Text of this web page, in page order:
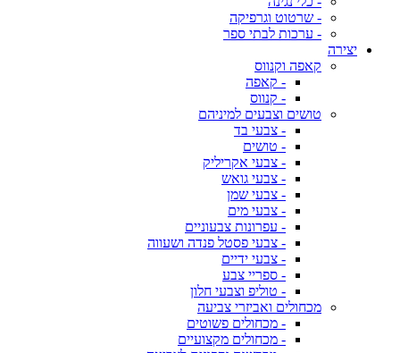
- שרטוט וגרפיקה
- ערכות לבתי ספר
יצירה
קאפה וקנווס
- קאפה
- קנווס
טושים וצבעים למיניהם
- צבעי בד
- טושים
- צבעי אקריליק
- צבעי גואש
- צבעי שמן
- צבעי מים
- עפרונות צבעוניים
- צבעי פסטל פנדה ושעווה
- צבעי ידיים
- ספריי צבע
- טוליפ וצבעי חלון
מכחולים ואביזרי צביעה
- מכחולים פשוטים
- מכחולים מקצועיים